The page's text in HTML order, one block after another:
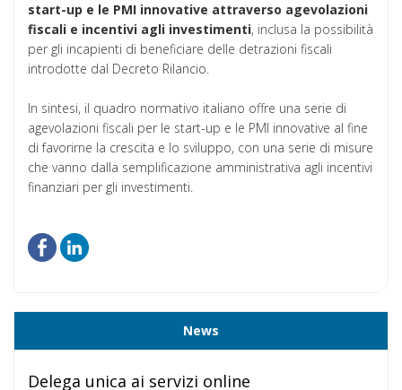
start-up e le PMI innovative attraverso agevolazioni
fiscali e incentivi agli investimenti, inclusa la possibilità
per gli incapienti di beneficiare delle detrazioni fiscali
introdotte dal Decreto Rilancio.
In sintesi, il quadro normativo italiano offre una serie di
agevolazioni fiscali per le start-up e le PMI innovative al fine
di favorirne la crescita e lo sviluppo, con una serie di misure
che vanno dalla semplificazione amministrativa agli incentivi
finanziari per gli investimenti.
News
Delega unica ai servizi online